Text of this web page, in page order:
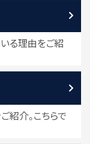
る理由をご紹
紹介。こちらで